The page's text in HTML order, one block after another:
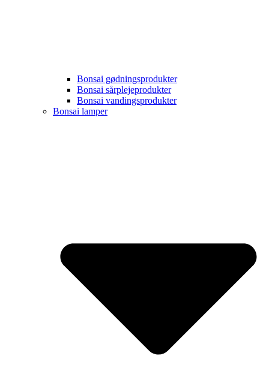
Bonsai gødningsprodukter
Bonsai sårplejeprodukter
Bonsai vandingsprodukter
Bonsai lamper